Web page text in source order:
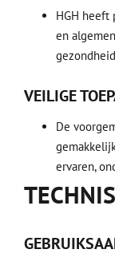
HGH
en
VEILIGE
De
ervaren,